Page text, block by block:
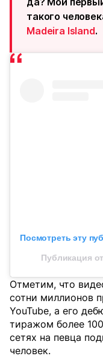
такого
Madeira Island.
Посмотреть эту
Публикация
Отметим, что
сотни миллионов
YouTube, а его
тиражом более
сетях на певца
человек.